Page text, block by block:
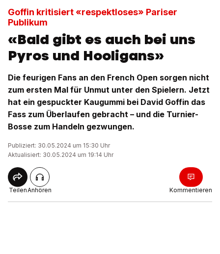
Goffin kritisiert «respektloses» Pariser
Publikum
«Bald gibt es auch bei uns
Pyros und Hooligans»
Die feurigen Fans an den French Open sorgen nicht
zum ersten Mal für Unmut unter den Spielern. Jetzt
hat ein gespuckter Kaugummi bei David Goffin das
Fass zum Überlaufen gebracht – und die Turnier-
Bosse zum Handeln gezwungen.
Publiziert: 30.05.2024 um 15:30 Uhr
Aktualisiert: 30.05.2024 um 19:14 Uhr
TeilenAnhören Kommentieren